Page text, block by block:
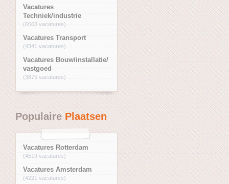
Vacatures
Techniek/industrie
(6563 vacatures)
Vacatures Transport
(4341 vacatures)
Vacatures Bouw/installatie/
vastgoed
(3875 vacatures)
PopulairePlaatsen
Vacatures Rotterdam
(4519 vacatures)
Vacatures Amsterdam
(4221 vacatures)